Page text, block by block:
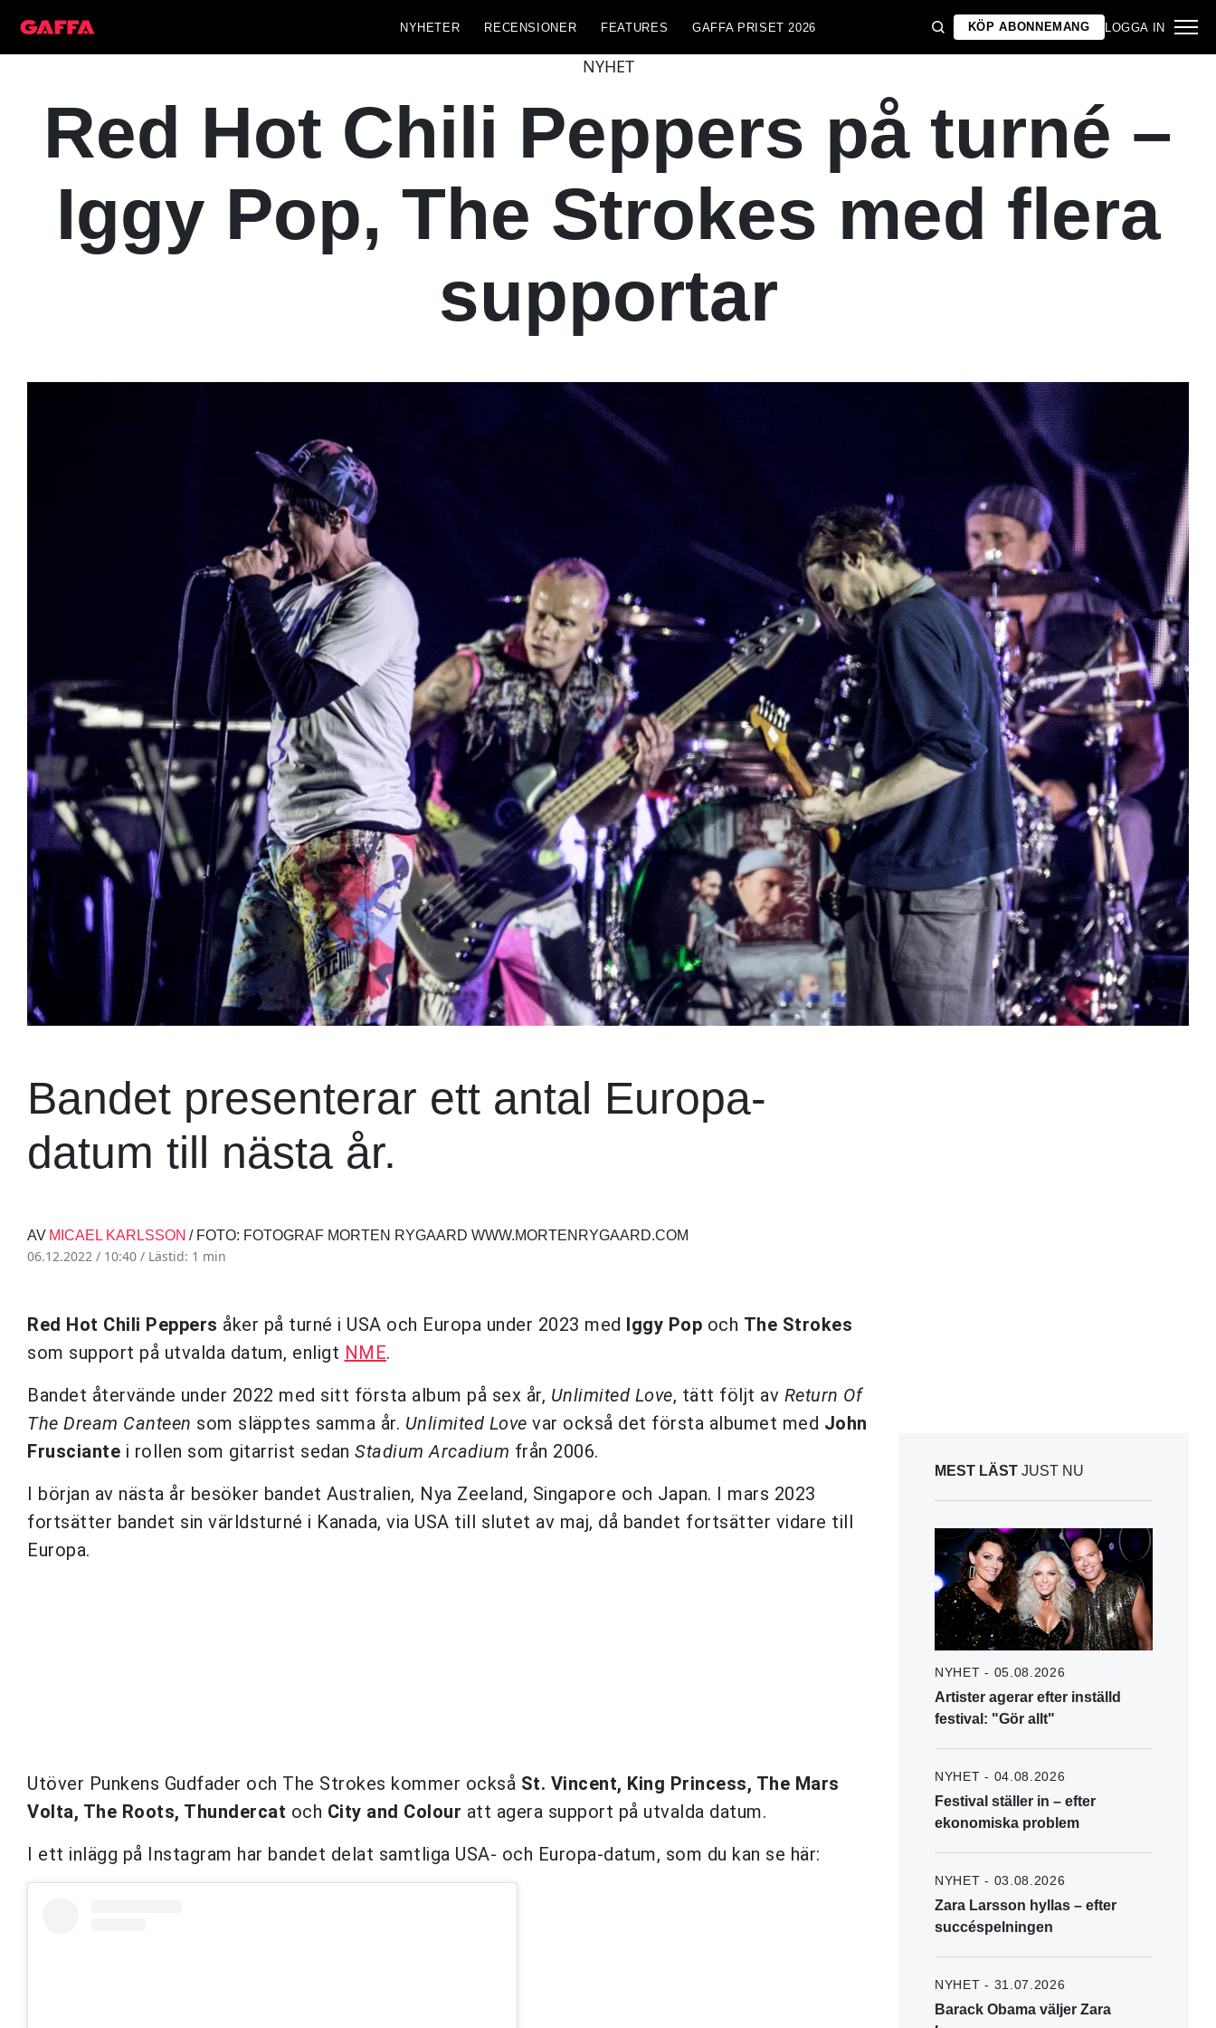
NYHETER RECENSIONER FEATURES GAFFA PRISET 2026 KÖP ABONNEMANG LOGGA IN
NYHET
Red Hot Chili Peppers på turné –
Iggy Pop, The Strokes med flera
supportar
Bandet presenterar ett antal Europa-
datum till nästa år.
AV MICAEL KARLSSON / FOTO: FOTOGRAF MORTEN RYGAARD WWW.MORTENRYGAARD.COM
06.12.2022 / 10:40 / Lästid: 1 min
Red Hot Chili Peppers åker på turné i USA och Europa under 2023 med Iggy Pop och The Strokes
som support på utvalda datum, enligt NME.
Bandet återvände under 2022 med sitt första album på sex år, Unlimited Love, tätt följt av Return Of
The Dream Canteen som släpptes samma år. Unlimited Love var också det första albumet med John
Frusciante i rollen som gitarrist sedan Stadium Arcadium från 2006.
I början av nästa år besöker bandet Australien, Nya Zeeland, Singapore och Japan. I mars 2023
fortsätter bandet sin världsturné i Kanada, via USA till slutet av maj, då bandet fortsätter vidare till
Europa.
Utöver Punkens Gudfader och The Strokes kommer också St. Vincent, King Princess, The Mars
Volta, The Roots, Thundercat och City and Colour att agera support på utvalda datum.
I ett inlägg på Instagram har bandet delat samtliga USA- och Europa-datum, som du kan se här:
MEST LÄST JUST NU
NYHET - 05.08.2026
Artister agerar efter inställd
festival: "Gör allt"
NYHET - 04.08.2026
Festival ställer in – efter
ekonomiska problem
NYHET - 03.08.2026
Zara Larsson hyllas – efter
succéspelningen
NYHET - 31.07.2026
Barack Obama väljer Zara